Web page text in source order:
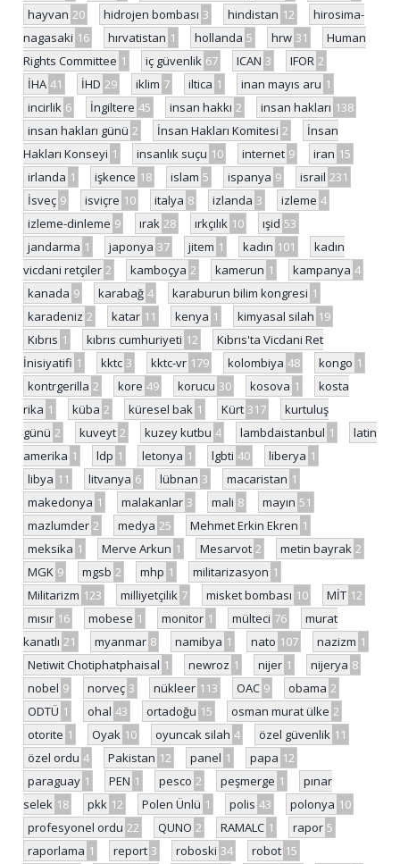
hayvan 20 hidrojen bombası 3 hindistan 12
hirosima-
nagasaki 16 hırvatistan 1 hollanda 5 hrw 31
Human
Rights Committee 1 iç güvenlik 67 ICAN 3 IFOR 2
İHA 41 İHD 29 iklim 7 iltica 1 inan mayıs aru 1
incirlik 6 İngiltere 45 insan hakkı 2 insan hakları 138
insan hakları günü 2 İnsan Hakları Komitesi 2
İnsan
Hakları Konseyi 1 insanlık suçu 10 internet 9 iran 15
irlanda 1 işkence 18 islam 5 ispanya 9 israil 231
İsveç 9 isviçre 10 italya 8 izlanda 3 izleme 4
izleme-dinleme 9 ırak 28 ırkçılık 10 ışid 53
jandarma 1 japonya 37 jitem 1 kadın 101
kadın
vicdani retçiler 2 kamboçya 2 kamerun 1 kampanya 4
kanada 9 karabağ 4 karaburun bilim kongresi 1
karadeniz 2 katar 11 kenya 1 kimyasal silah 19
Kıbrıs 1 kıbrıs cumhuriyeti 12
Kıbrıs'ta Vicdani Ret
İnisiyatifi 1 kktc 3 kktc-vr 179 kolombiya 48 kongo 1
kontrgerilla 2 kore 49 korucu 30 kosova 1
kosta
rika 1 küba 2 küresel bak 1 Kürt 317
kurtuluş
günü 2 kuveyt 2 kuzey kutbu 4 lambdaistanbul 1
latin
amerika 1 ldp 1 letonya 1 lgbti 40 liberya 1
libya 11 litvanya 6 lübnan 3 macaristan 1
makedonya 1 malakanlar 3 mali 8 mayın 51
mazlumder 2 medya 25 Mehmet Erkin Ekren 1
meksika 1 Merve Arkun 1 Mesarvot 2 metin bayrak 2
MGK 9 mgsb 2 mhp 1 militarizasyon 1
Militarizm 123 milliyetçilik 7 misket bombası 10 MİT 12
mısır 16 mobese 1 monitor 1 mülteci 76
murat
kanatlı 21 myanmar 8 namibya 1 nato 107 nazizm 1
Netiwit Chotiphatphaisal 1 newroz 1 nijer 1 nijerya 8
nobel 9 norveç 3 nükleer 113 OAC 9 obama 2
ODTÜ 1 ohal 43 ortadoğu 15 osman murat ülke 2
otorite 1 Oyak 10 oyuncak silah 4 özel güvenlik 11
özel ordu 4 Pakistan 12 panel 1 papa 12
paraguay 1 PEN 1 pesco 2 peşmerge 1
pınar
selek 18 pkk 12 Polen Ünlü 1 polis 43 polonya 10
profesyonel ordu 22 QUNO 2 RAMALC 1 rapor 5
raporlama 1 report 3 roboski 34 robot 15